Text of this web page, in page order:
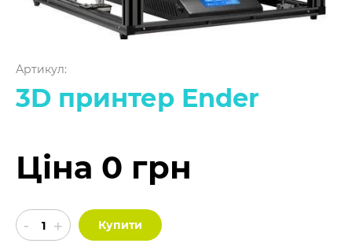
Артикул:
3D принтер Ender
Ціна 0 грн
Купити